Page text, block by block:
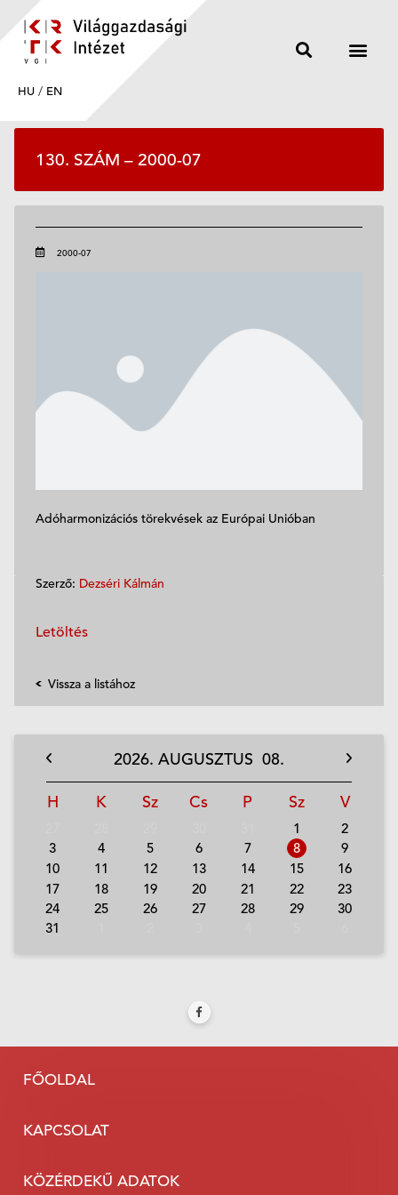
HU / EN
130. SZÁM – 2000-07
2000-07
Adóharmonizációs törekvések az Európai Unióban
Szerző: Dezséri Kálmán
Letöltés
Vissza a listához
2026. AUGUSZTUS 08.
H K Sz Cs P Sz V
1
2
3
4 5 6 7 8
9
10
11 12 13 14 15
16
17
18 19 20 21 22
23
24
25 26 27 28 29
30
31
FŐOLDAL
KAPCSOLAT
KÖZÉRDEKŰ ADATOK